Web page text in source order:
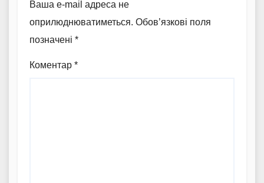
Ваша e-mail адреса не
оприлюднюватиметься. Обов’язкові поля
позначені *
Коментар *